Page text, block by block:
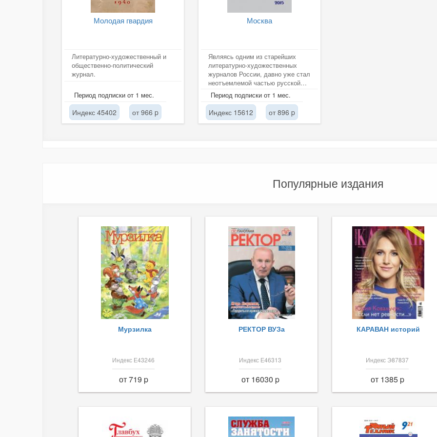
Молодая гвардия
Литературно-художественный и
общественно-политический
журнал.
Период подписки от 1 мес.
Индекс 45402 от 966 p
Москва
Являясь одним из старейших
литературно-художественных
журналов России, давно уже стал
неотъемлемой частью русской
культуры. В нем впервые были...
Период подписки от 1 мес.
Индекс 15612 от 896 p
Популярные издания
Мурзилка
Индекс Е43246
от 719 p
РЕКТОР ВУЗа
Индекс Е46313
от 16030 p
КАРАВАН историй
Индекс Э87837
от 1385 p